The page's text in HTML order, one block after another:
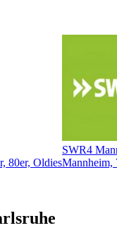
80er, Oldies
SWR4
Mannheim,